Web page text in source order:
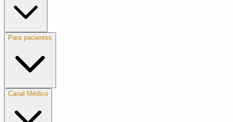
Para pacientes
Canal Médico